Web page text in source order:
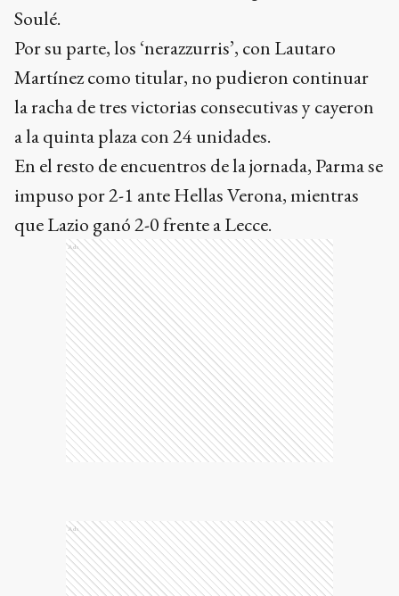
Soulé.
Por su parte, los ‘nerazzurris’, con Lautaro
Martínez como titular, no pudieron continuar
la racha de tres victorias consecutivas y cayeron
a la quinta plaza con 24 unidades.
En el resto de encuentros de la jornada, Parma se
impuso por 2-1 ante Hellas Verona, mientras
que Lazio ganó 2-0 frente a Lecce.
Ads
Ads